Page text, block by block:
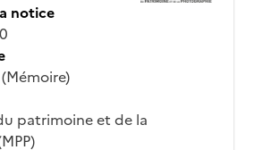
notice
patrimoine et de la